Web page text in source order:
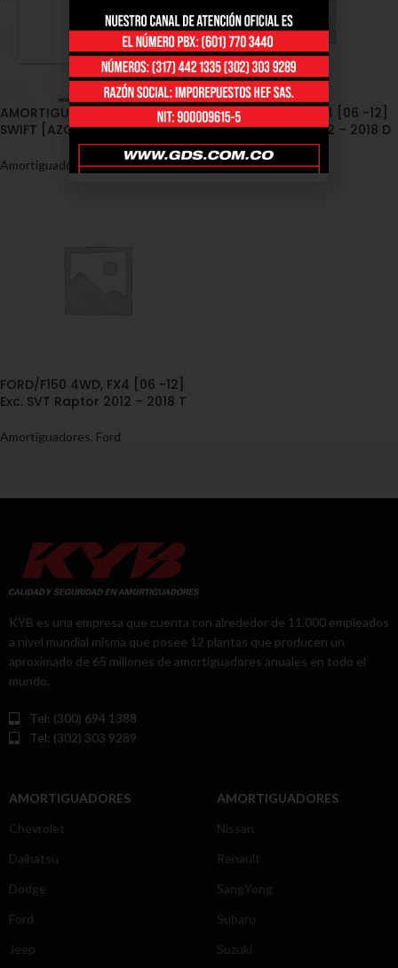
AMORTIGUADORES / SUZUKI/
SWIFT [AZG412, 413D, 414]
Amortiguadores,Suzuki
FORD/F150 4WD, FX4 [06 -12]
Exc. SVT Raptor 2012 – 2018 D
Amortiguadores,Ford
FORD/F150 4WD, FX4 [06 -12]
Exc. SVT Raptor 2012 – 2018 T
Amortiguadores Ford
KYB es una empresa que cuenta con alrededor de 11,000 empleados
a nivel mundial misma que posee 12 plantas que producen un
aproximado de 65 millones de amortiguadores anuales en todo el
mundo.
Tel: (300) 694 1388
Tel: (302) 303 9289
AMORTIGUADORES
Chevrolet
Daihatsu
Dodge
Ford
Jeep
AMORTIGUADORES
Nissan
Renault
SangYong
Subaru
Suzuki